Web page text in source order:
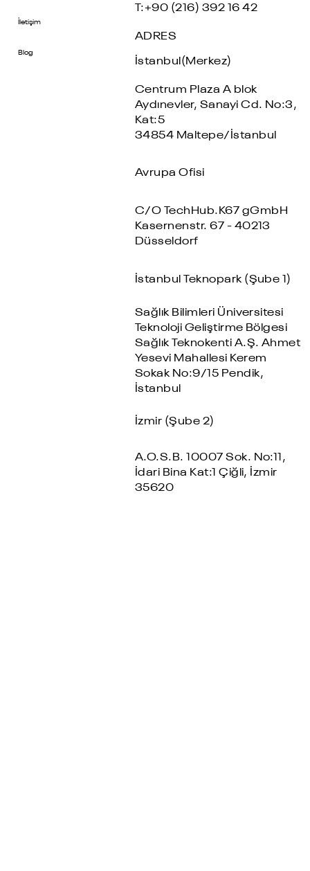
İletişim
Blog
T:+90 (216) 392 16 42
ADRES
İstanbul(Merkez)
Centrum Plaza A blok
Aydınevler, Sanayi Cd. No:3,
Kat:5
34854 Maltepe/İstanbul
Avrupa Ofisi
C/O TechHub.K67 gGmbH
Kasernenstr. 67 - 40213
Düsseldorf
İstanbul Teknopark (Şube 1)
Sağlık Bilimleri Üniversitesi
Teknoloji Geliştirme Bölgesi
Sağlık Teknokenti A.Ş. Ahmet
Yesevi Mahallesi Kerem
Sokak No:9/15 Pendik,
İstanbul
İzmir (Şube 2)
A.O.S.B. 10007 Sok. No:11,
İdari Bina Kat:1 Çiğli, İzmir
35620